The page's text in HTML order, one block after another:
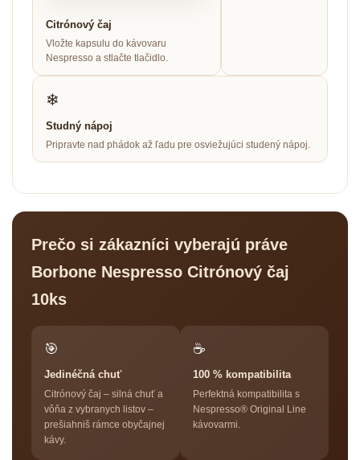
Citrónový čaj
Vložte kapsulu do kávovaru
Nespresso a stlačte tlačidlo.
❄
Studný nápoj
Pripravte nad phádok až ľadu pre osviežujúci studený nápoj.
Prečo si zákazníci vyberajú práve
Borbone Nespresso Citrónový čaj
10ks
🎯
Jedinéčná chuť
Citrónový čaj – silná chuť a
vôňa z vybranych listov –
prešiahniš rámce obyčajnej
kávy.
☕
100 % kompatibilita
Perfektná kompatibilita s
Nespresso® Original Line
kávovarmi.